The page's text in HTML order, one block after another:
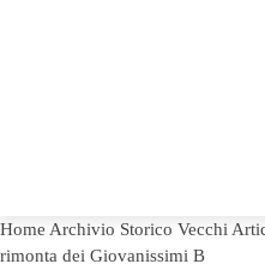
Home Archivio Storico Vecchi
rimonta dei Giovanissimi B